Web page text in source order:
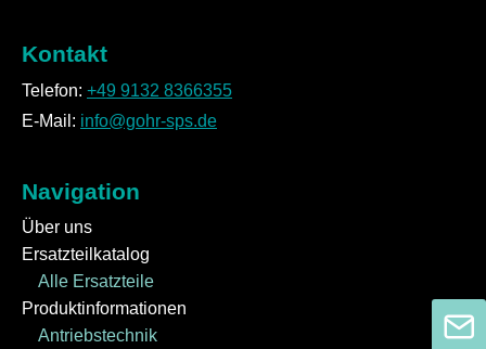
Kontakt
Telefon: +49 9132 8366355
E-Mail: info@gohr-sps.de
Navigation
Über uns
Ersatzteilkatalog
Alle Ersatzteile
Produktinformationen
Antriebstechnik